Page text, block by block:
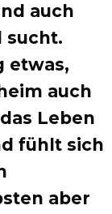
auch
sucht.
etwas,
auch
Leben
fühlt sich
aber